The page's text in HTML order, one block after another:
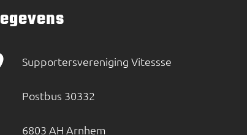
Gegevens
Supportersvereniging Vitessse
Postbus 30332
6803 AH Arnhem